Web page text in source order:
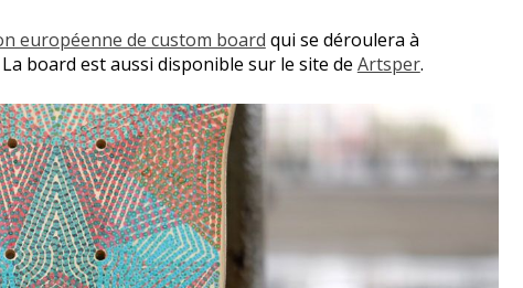
européenne de custom board qui se déroulera à
board est aussi disponible sur le site de Artsper.